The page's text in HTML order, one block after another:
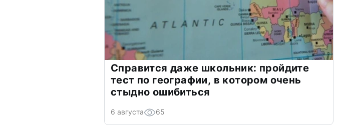
Справится даже школьник: пройдите
тест по географии, в котором очень
стыдно ошибиться
6 августа 65